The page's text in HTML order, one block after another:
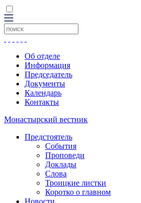
Об отделе
Информация
Председатель
Документы
Календарь
Контакты
Монастырский вестник
Предстоятель
События
Проповеди
Доклады
Слова
Троицкие листки
Коротко о главном
Новости